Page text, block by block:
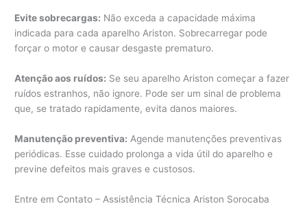
Evite sobrecargas: Não exceda a capacidade máxima
indicada para cada aparelho Ariston. Sobrecarregar pode
forçar o motor e causar desgaste prematuro.
Atenção aos ruídos: Se seu aparelho Ariston começar a fazer
ruídos estranhos, não ignore. Pode ser um sinal de problema
que, se tratado rapidamente, evita danos maiores.
Manutenção preventiva: Agende manutenções preventivas
periódicas. Esse cuidado prolonga a vida útil do aparelho e
previne defeitos mais graves e custosos.
Entre em Contato – Assistência Técnica Ariston Sorocaba